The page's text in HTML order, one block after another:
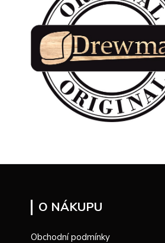
O NÁKUPU
Obchodní podmínky